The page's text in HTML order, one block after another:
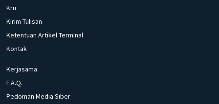
Kru
Kirim Tulisan
Ketentuan Artikel Terminal
Kontak
Kerjasama
F.A.Q.
Pedoman Media Siber